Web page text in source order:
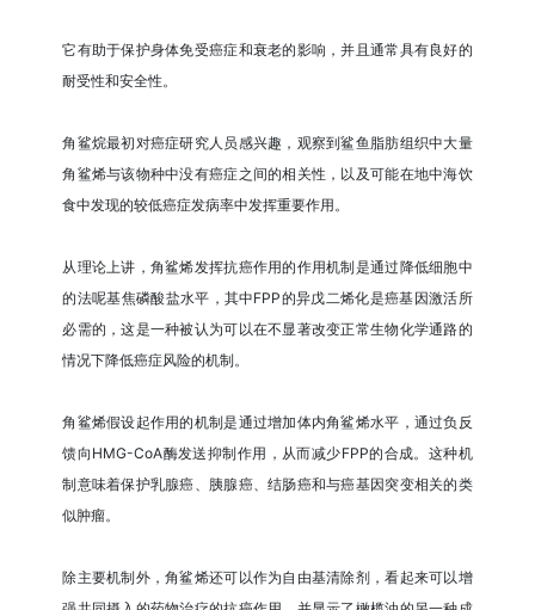
它有助于保护身体免受癌症和衰老的影响，并且通常具有良好的
耐受性和安全性。
角鲨烷最初对癌症研究人员感兴趣，观察到鲨鱼脂肪组织中大量
角鲨烯与该物种中没有癌症之间的相关性，以及可能在地中海饮
食中发现的较低癌症发病率中发挥重要作用。
从理论上讲，角鲨烯发挥抗癌作用的作用机制是通过降低细胞中
的法呢基焦磷酸盐水平，其中FPP的异戊二烯化是癌基因激活所
必需的，这是一种被认为可以在不显著改变正常生物化学通路的
情况下降低癌症风险的机制。
角鲨烯假设起作用的机制是通过增加体内角鲨烯水平，通过负反
馈向HMG-CoA酶发送抑制作用，从而减少FPP的合成。这种机
制意味着保护乳腺癌、胰腺癌、结肠癌和与癌基因突变相关的类
似肿瘤。
除主要机制外，角鲨烯还可以作为自由基清除剂，看起来可以增